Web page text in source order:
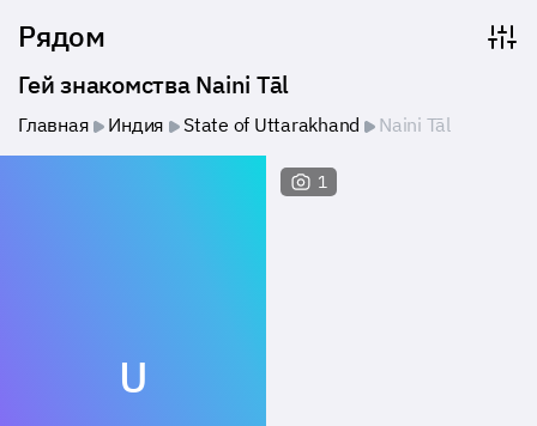
Рядом
Гей знакомства Naini Tāl
Главная Индия State of Uttarakhand Naini Tāl
U
1